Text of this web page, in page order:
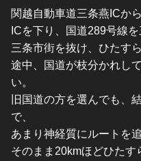
関越自動車道三条燕ICか
ICを下り、国道289号線
三条市街を抜け、ひたすら
途中、国道が枝分かれし
い。
旧国道の方を選んでも、
で、
あまり神経質にルートを
そのまま20kmほどひたす